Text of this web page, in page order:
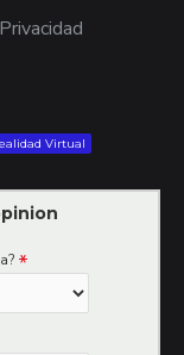
Virtual
Privacidad